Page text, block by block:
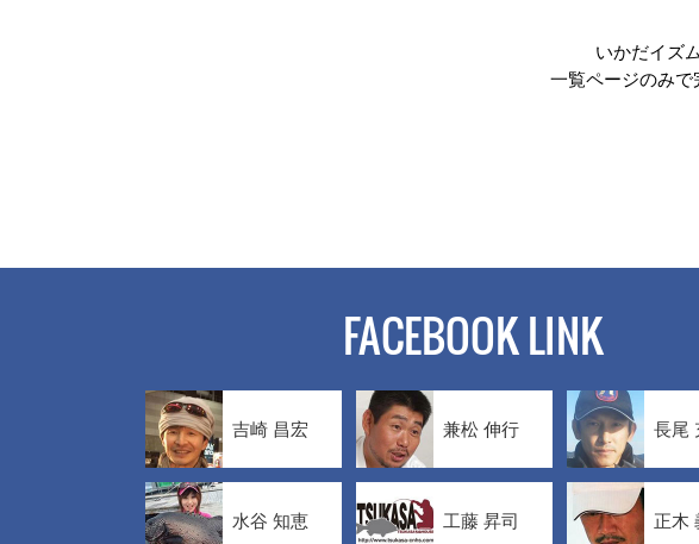
いかだイズ
一覧ページのみで
FACEBOOK LINK
吉崎 昌宏 兼松 伸行 長尾
水谷 知恵 工藤 昇司 正木